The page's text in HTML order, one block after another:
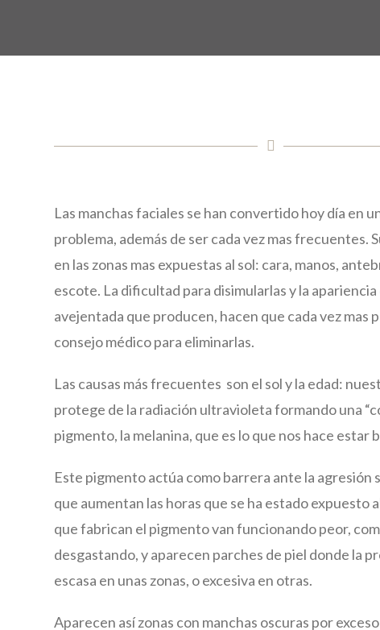
Las manchas faciales se han convertido hoy día en
problema, además de ser cada vez mas frecuentes.
en las zonas mas expuestas al sol: cara, manos,
escote. La dificultad para disimularlas y la apariencia
avejentada que producen, hacen que cada vez mas
consejo médico para eliminarlas.
Las causas más frecuentes son el sol y la edad:
protege de la radiación ultravioleta formando una
pigmento, la melanina, que es lo que nos hace estar
Este pigmento actúa como barrera ante la agresión
que aumentan las horas que se ha estado expuesto
que fabrican el pigmento van funcionando peor,
desgastando, y aparecen parches de piel donde la
escasa en unas zonas, o excesiva en otras.
Aparecen así zonas con manchas oscuras por